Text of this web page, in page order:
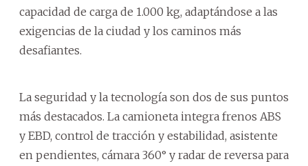
capacidad de carga de 1.000 kg, adaptándose a las
exigencias de la ciudad y los caminos más
desafiantes.
La seguridad y la tecnología son dos de sus puntos
más destacados. La camioneta integra frenos ABS
y EBD, control de tracción y estabilidad, asistente
en pendientes, cámara 360° y radar de reversa para